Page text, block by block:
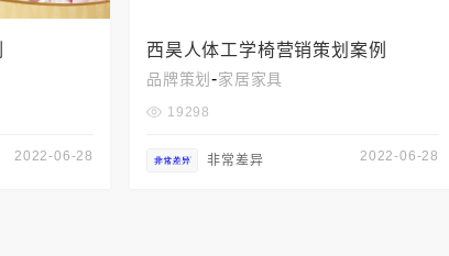
2022-06-28
西昊人体工学椅营销策划案例
品牌策划-家居家具
19298
非常差异 2022-06-28